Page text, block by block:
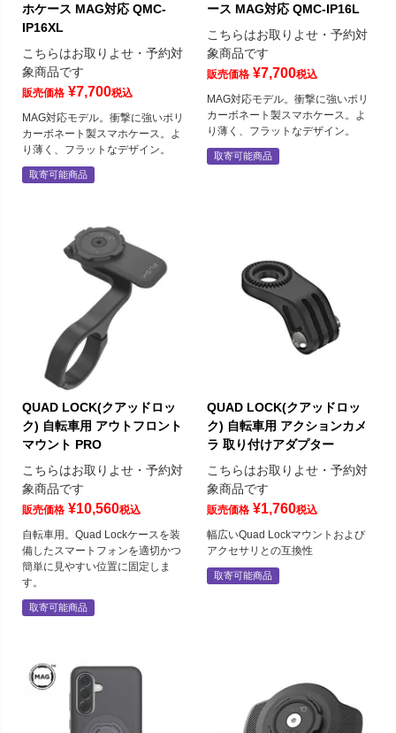
ホケース MAG対応 QMC-
IP16XL
こちらはお取りよせ・予約対
象商品です
販売価格 ¥7,700税込
MAG対応モデル。衝撃に強いポリ
カーボネート製スマホケース。よ
り薄く、フラットなデザイン。
取寄可能商品
ース MAG対応 QMC-IP16L
こちらはお取りよせ・予約対
象商品です
販売価格 ¥7,700税込
MAG対応モデル。衝撃に強いポリ
カーボネート製スマホケース。よ
り薄く、フラットなデザイン。
取寄可能商品
QUAD LOCK(クアッドロッ
ク) 自転車用 アウトフロント
マウント PRO
こちらはお取りよせ・予約対
象商品です
販売価格 ¥10,560税込
自転車用。Quad Lockケースを装
備したスマートフォンを適切かつ
簡単に見やすい位置に固定しま
す。
取寄可能商品
QUAD LOCK(クアッドロッ
ク) 自転車用 アクションカメ
ラ 取り付けアダプター
こちらはお取りよせ・予約対
象商品です
販売価格 ¥1,760税込
幅広いQuad Lockマウントおよび
アクセサリとの互換性
取寄可能商品